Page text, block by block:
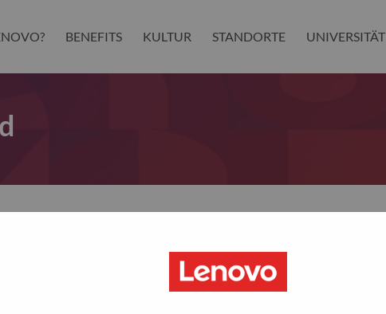
BENEFITS KULTUR STANDORTE UNIVERSITÄT
to reset your password?
with your account, then click "Continue".